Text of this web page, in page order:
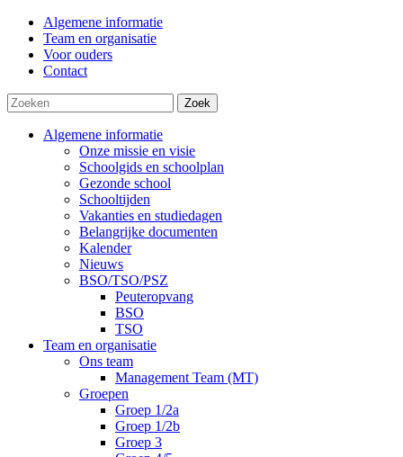
Algemene informatie
Team en organisatie
Voor ouders
Contact
Zoek
Algemene informatie
Onze missie en visie
Schoolgids en schoolplan
Gezonde school
Schooltijden
Vakanties en studiedagen
Belangrijke documenten
Kalender
Nieuws
BSO/TSO/PSZ
Peuteropvang
BSO
TSO
Team en organisatie
Ons team
Management Team (MT)
Groepen
Groep 1/2a
Groep 1/2b
Groep 3